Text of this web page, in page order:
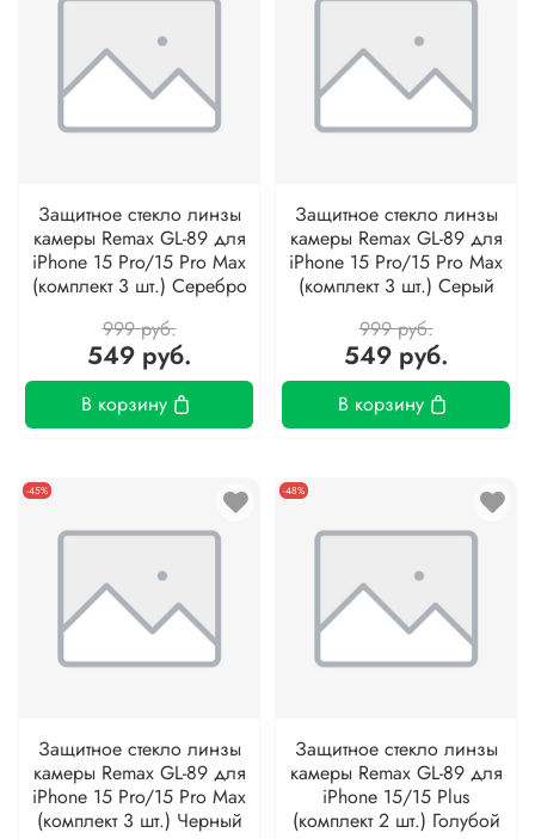
Защитное стекло линзы
камеры Remax GL-89 для
iPhone 15 Pro/15 Pro Max
(комплект 3 шт.) Серебро
999 руб.
549 руб.
В корзину
Защитное стекло линзы
камеры Remax GL-89 для
iPhone 15 Pro/15 Pro Max
(комплект 3 шт.) Серый
999 руб.
549 руб.
В корзину
-45%
Защитное стекло линзы
камеры Remax GL-89 для
iPhone 15 Pro/15 Pro Max
(комплект 3 шт.) Черный
-48%
Защитное стекло линзы
камеры Remax GL-89 для
iPhone 15/15 Plus
(комплект 2 шт.) Голубой